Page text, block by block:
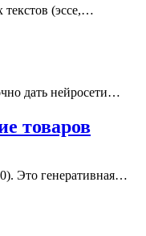
текстов (эссе,…
дать нейросети…
товаров
Это генеративная…